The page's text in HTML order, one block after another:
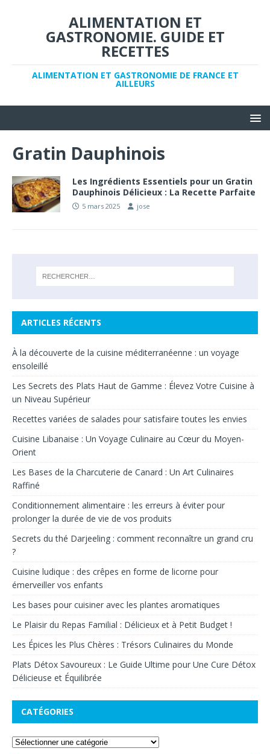
ALIMENTATION ET
GASTRONOMIE. GUIDE ET
RECETTES
ALIMENTATION ET GASTRONOMIE DE FRANCE ET
AILLEURS
Gratin Dauphinois
Les Ingrédients Essentiels pour un Gratin
Dauphinois Délicieux : La Recette Parfaite
5 mars 2025 jose
ARTICLES RÉCENTS
À la découverte de la cuisine méditerranéenne : un voyage
ensoleillé
Les Secrets des Plats Haut de Gamme : Élevez Votre Cuisine à
un Niveau Supérieur
Recettes variées de salades pour satisfaire toutes les envies
Cuisine Libanaise : Un Voyage Culinaire au Cœur du Moyen-
Orient
Les Bases de la Charcuterie de Canard : Un Art Culinaires
Raffiné
Conditionnement alimentaire : les erreurs à éviter pour
prolonger la durée de vie de vos produits
Secrets du thé Darjeeling : comment reconnaître un grand cru
?
Cuisine ludique : des crêpes en forme de licorne pour
émerveiller vos enfants
Les bases pour cuisiner avec les plantes aromatiques
Le Plaisir du Repas Familial : Délicieux et à Petit Budget !
Les Épices les Plus Chères : Trésors Culinaires du Monde
Plats Détox Savoureux : Le Guide Ultime pour Une Cure Détox
Délicieuse et Équilibrée
CATÉGORIES